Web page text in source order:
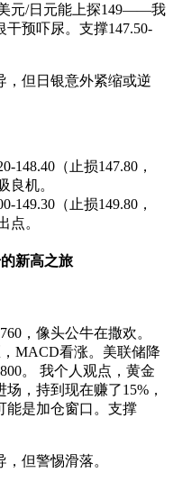
元/日元能上探149——我
干预吓尿。支撑147.50-
，但日银意外紧缩或逆
148.40（止损147.80，
良机。
149.30（止损149.80，
点。
新高之旅
，像头公牛在撒欢。
MACD看涨。美联储降
。 我个人观点，黄金
，持到现在赚了15%，
能是加仓窗口。支撑
但警惕滑落。